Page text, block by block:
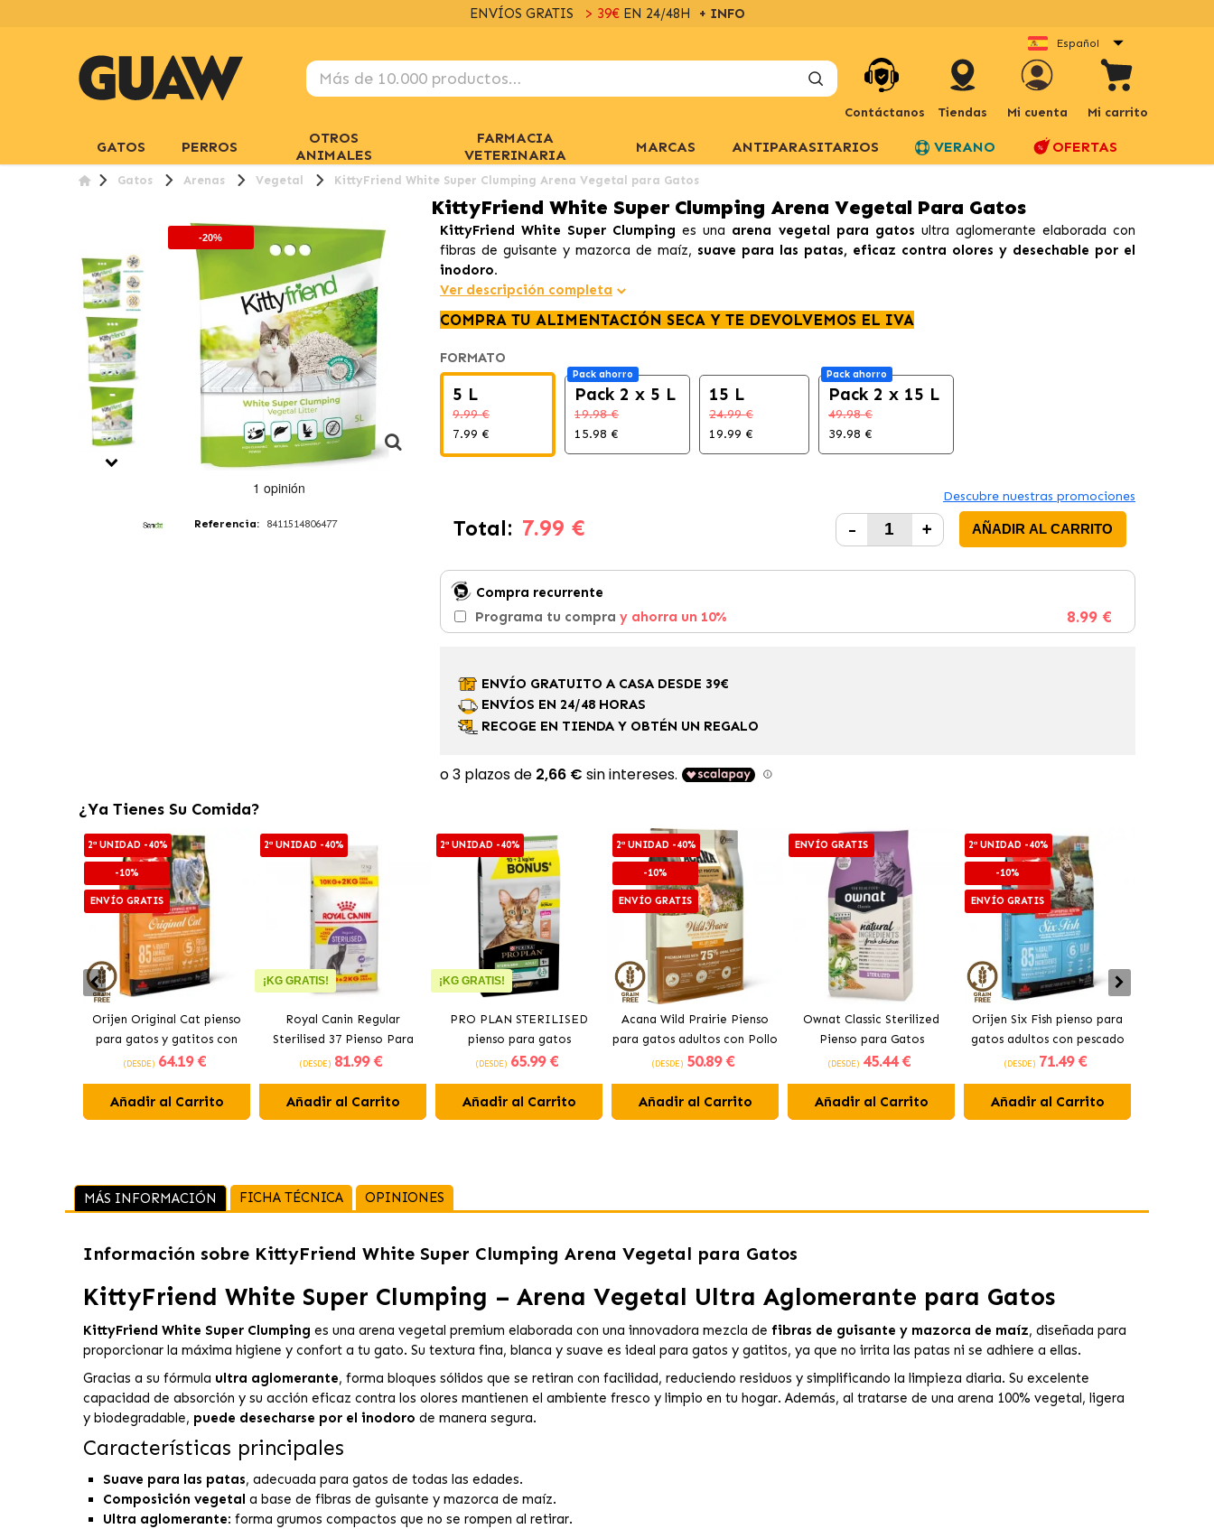
ENVÍOS GRATIS > 39€EN 24/48H + INFO
Español
Contáctanos Tiendas Mi cuenta Mi carrito
GATOS PERROS
OTROS
ANIMALES
FARMACIA
VETERINARIA
MARCAS ANTIPARASITARIOS VERANO OFERTAS
Gatos Arenas Vegetal KittyFriend White Super Clumping Arena Vegetal para Gatos
KittyFriend White Super Clumping Arena Vegetal Para Gatos
-20%
Referencia: 8411514806477
KittyFriend White Super Clumping es una arena vegetal para gatos ultra aglomerante elaborada con
fibras de guisante y mazorca de maíz, suave para las patas, eficaz contra olores y desechable por el
inodoro.
Ver descripción completa
COMPRA TU ALIMENTACIÓN SECA Y TE DEVOLVEMOS EL IVA
FORMATO
5 L
9.99 €
7.99 €
Pack ahorro
Pack 2 x 5 L
19.98 €
15.98 €
15 L
24.99 €
19.99 €
Pack ahorro
Pack 2 x 15 L
49.98 €
39.98 €
Descubre nuestras promociones
Total: 7.99 € - + AÑADIR AL CARRITO
Compra recurrente
Programa tu compra y ahorra un 10% 8.99 €
ENVÍO GRATUITO A CASA DESDE 39€
ENVÍOS EN 24/48 HORAS
RECOGE EN TIENDA Y OBTÉN UN REGALO
¿Ya Tienes Su Comida?
2ª UNIDAD -40%
-10%
ENVÍO GRATIS
Orijen Original Cat pienso
para gatos y gatitos con
pollo
(DESDE) 64.19 €
Añadir al Carrito
2ª UNIDAD -40%
¡KG GRATIS!
Royal Canin Regular
Sterilised 37 Pienso Para
Gato Adulto Esterilizado
(DESDE) 81.99 €
Añadir al Carrito
2ª UNIDAD -40%
¡KG GRATIS!
PRO PLAN STERILISED
pienso para gatos
esterilizados con salmón
(DESDE) 65.99 €
Añadir al Carrito
2ª UNIDAD -40%
-10%
ENVÍO GRATIS
Acana Wild Prairie Pienso
para gatos adultos con Pollo
y Pavo
(DESDE) 50.89 €
Añadir al Carrito
ENVÍO GRATIS
Ownat Classic Sterilized
Pienso para Gatos
Esterilizados
(DESDE) 45.44 €
Añadir al Carrito
2ª UNIDAD -40%
-10%
ENVÍO GRATIS
Orijen Six Fish pienso para
gatos adultos con pescado
(DESDE) 71.49 €
Añadir al Carrito
MÁS INFORMACIÓN FICHA TÉCNICA OPINIONES
Información sobre KittyFriend White Super Clumping Arena Vegetal para Gatos
KittyFriend White Super Clumping – Arena Vegetal Ultra Aglomerante para Gatos
KittyFriend White Super Clumping es una arena vegetal premium elaborada con una innovadora mezcla de fibras de guisante y mazorca de maíz, diseñada para
proporcionar la máxima higiene y confort a tu gato. Su textura fina, blanca y suave es ideal para gatos y gatitos, ya que no irrita las patas ni se adhiere a ellas.
Gracias a su fórmula ultra aglomerante, forma bloques sólidos que se retiran con facilidad, reduciendo residuos y simplificando la limpieza diaria. Su excelente
capacidad de absorción y su acción eficaz contra los olores mantienen el ambiente fresco y limpio en tu hogar. Además, al tratarse de una arena 100% vegetal, ligera
y biodegradable, puede desecharse por el inodoro de manera segura.
Características principales
Suave para las patas, adecuada para gatos de todas las edades.
Composición vegetal a base de fibras de guisante y mazorca de maíz.
Ultra aglomerante: forma grumos compactos que no se rompen al retirar.